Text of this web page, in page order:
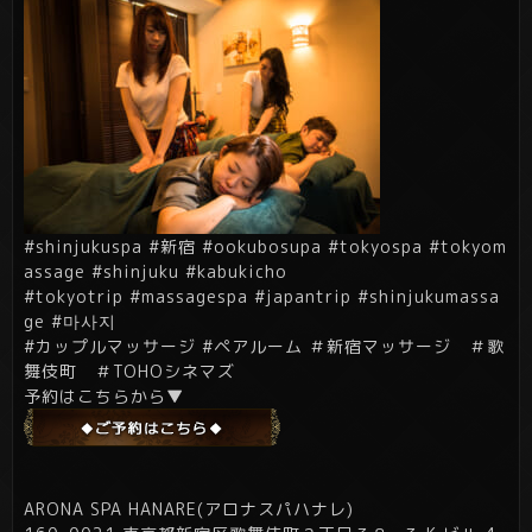
#shinjukuspa #新宿 #ookubosupa #tokyospa #tokyom
assage #shinjuku #kabukicho
#tokyotrip #massagespa #japantrip #shinjukumassa
ge #마사지
#カップルマッサージ #ペアルーム ＃新宿マッサージ ＃歌
舞伎町 ＃TOHOシネマズ
予約はこちらから▼
ARONA SPA HANARE(アロナスパハナレ)